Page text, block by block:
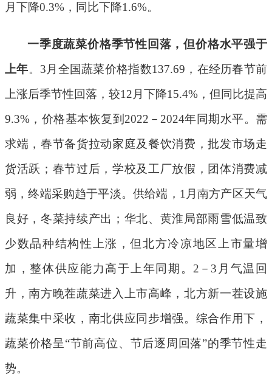
月 下降0.3% ，同比下降1.6%。
一季度蔬菜价格季节性回落，但价格水平强于
上年。 3 月全国蔬菜价格指数137.69 ，在经历春节前
上涨后季节性回落，较12 月下降15.4% ，但同比提高
9.3% ，价格基本恢复到 2022 － 2024年同期水平。需
求端，春节备货拉动家庭及餐饮消费 ，批发市场走
货活跃；春节过后，学校及工厂放假，团体消费减
弱，终端采购趋于平淡。供给端， 1 月南方产区天气
良好，冬菜持续产出；华北、黄淮局部雨雪低温致
少数品种结构性上涨，但北方冷凉地区上市量增
加，整体供应能力高于上年同期。 2 － 3 月气温回
升，南方晚茬蔬菜进入上市高峰，北方新一茬设施
蔬菜集中采收，南北供应同步增强。综合作用下，
蔬菜价格呈“节前高位、节后逐周回落”的季节性走
势。